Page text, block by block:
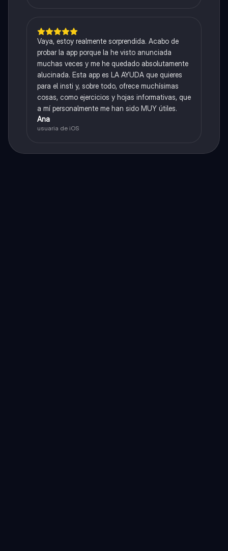
Vaya, estoy realmente sorprendida. Acabo de
probar la app porque la he visto anunciada
muchas veces y me he quedado absolutamente
alucinada. Esta app es LA AYUDA que quieres
para el insti y, sobre todo, ofrece muchísimas
cosas, como ejercicios y hojas informativas, que
a mí personalmente me han sido MUY útiles.
Ana
usuaria de iOS